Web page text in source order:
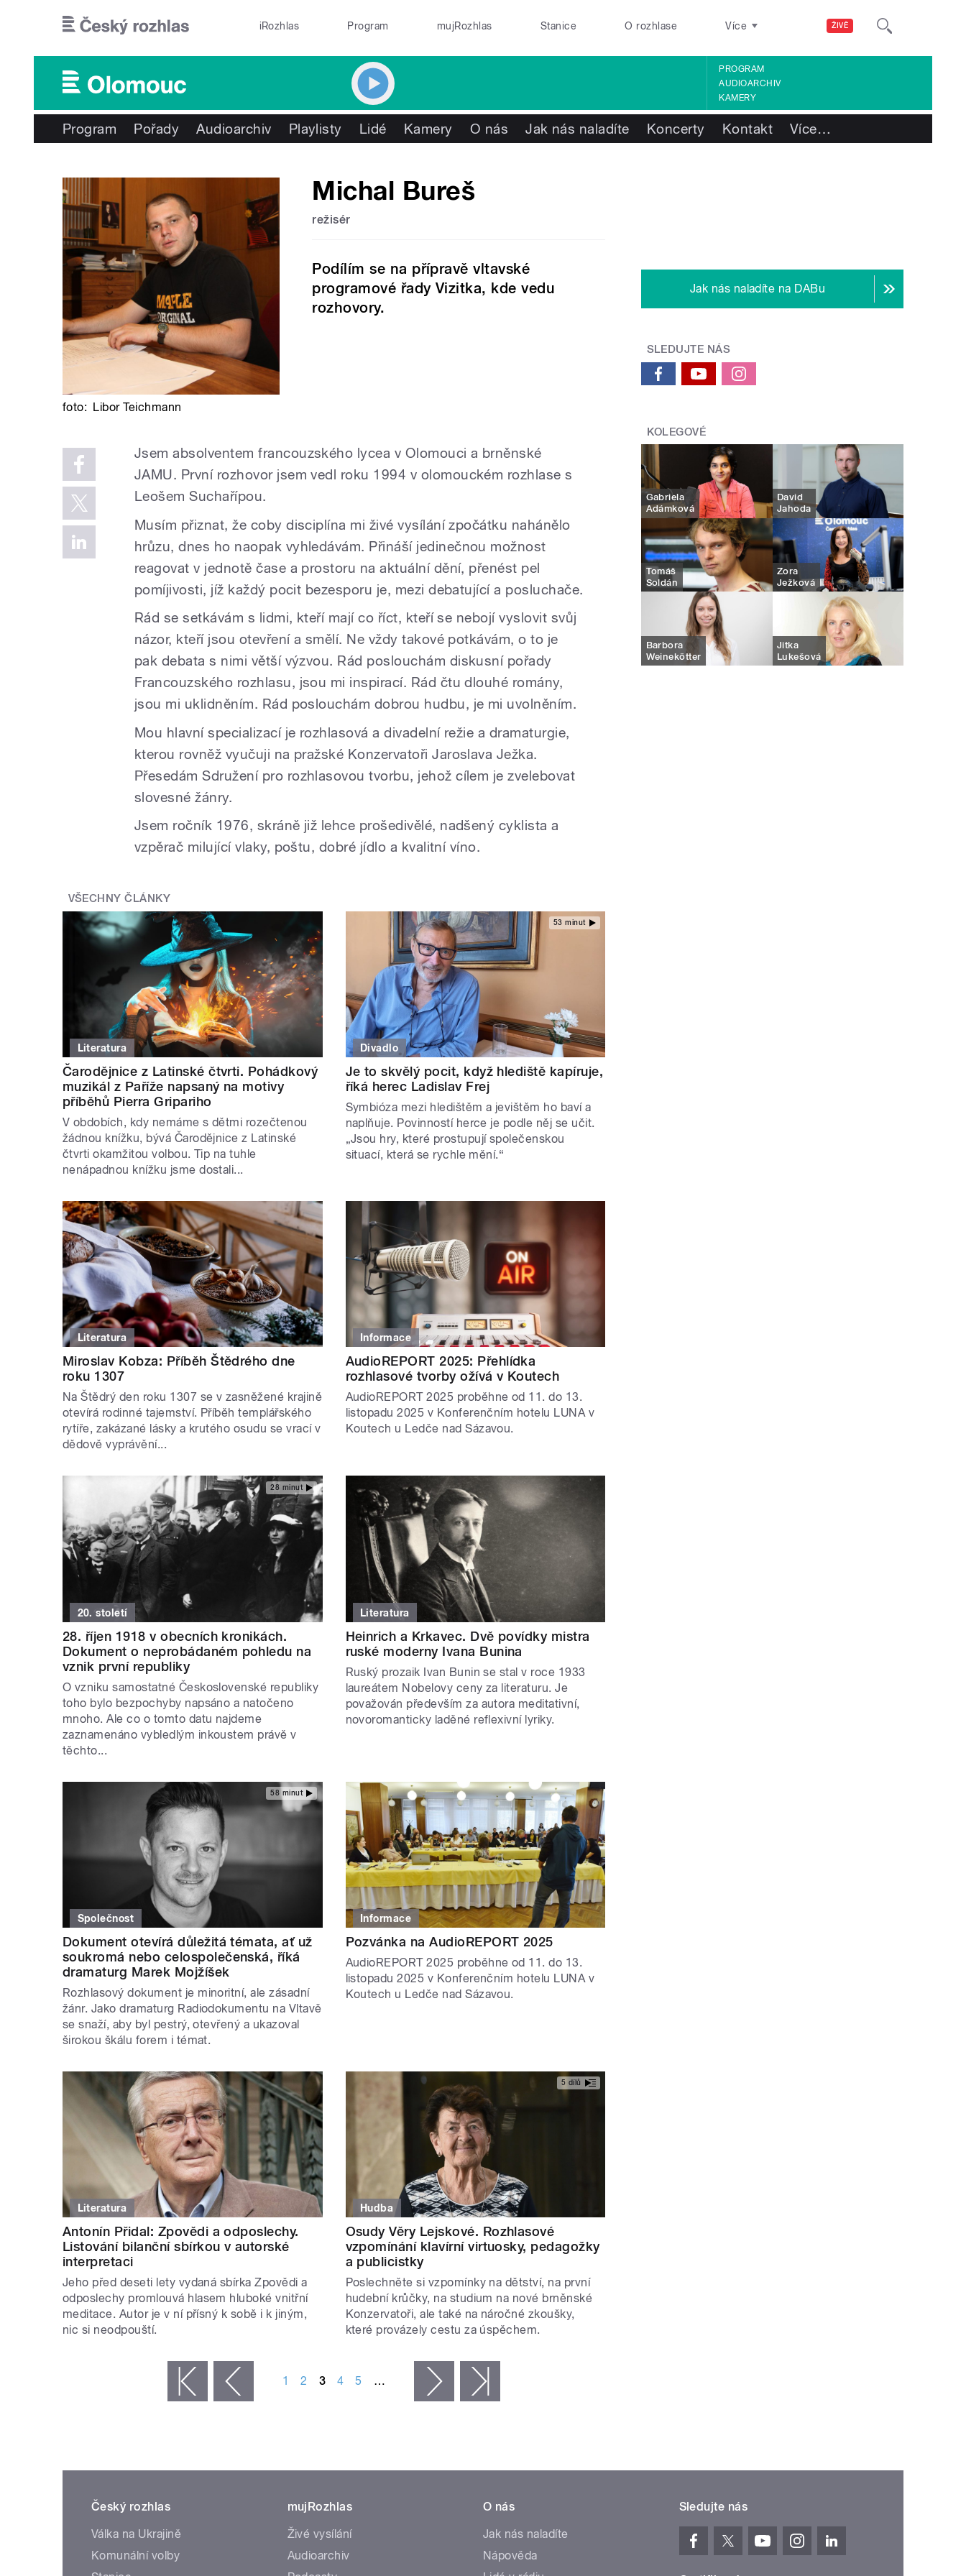
ŽIVĚ
iRozhlas Program mujRozhlas Stanice O rozhlase Více
PROGRAM
AUDIOARCHIV
KAMERY
Program Pořady Audioarchiv Playlisty Lidé Kamery O nás Jak nás naladíte Koncerty Kontakt Více…
Michal Bureš
režisér
Podílím se na přípravě vltavské
programové řady Vizitka, kde vedu
rozhovory.
foto: Libor Teichmann
Jsem absolventem francouzského lycea v Olomouci a brněnské
JAMU. První rozhovor jsem vedl roku 1994 v olomouckém rozhlase s
Leošem Suchařípou.
Musím přiznat, že coby disciplína mi živé vysílání zpočátku nahánělo
hrůzu, dnes ho naopak vyhledávám. Přináší jedinečnou možnost
reagovat v jednotě čase a prostoru na aktuální dění, přenést pel
pomíjivosti, jíž každý pocit bezesporu je, mezi debatující a posluchače.
Rád se setkávám s lidmi, kteří mají co říct, kteří se nebojí vyslovit svůj
názor, kteří jsou otevření a smělí. Ne vždy takové potkávám, o to je
pak debata s nimi větší výzvou. Rád poslouchám diskusní pořady
Francouzského rozhlasu, jsou mi inspirací. Rád čtu dlouhé romány,
jsou mi uklidněním. Rád poslouchám dobrou hudbu, je mi uvolněním.
Mou hlavní specializací je rozhlasová a divadelní režie a dramaturgie,
kterou rovněž vyučuji na pražské Konzervatoři Jaroslava Ježka.
Přesedám Sdružení pro rozhlasovou tvorbu, jehož cílem je zvelebovat
slovesné žánry.
Jsem ročník 1976, skráně již lehce prošedivělé, nadšený cyklista a
vzpěrač milující vlaky, poštu, dobré jídlo a kvalitní víno.
VŠECHNY ČLÁNKY
Literatura
Čarodějnice z Latinské čtvrti. Pohádkový
muzikál z Paříže napsaný na motivy
příběhů Pierra Gripariho
V obdobích, kdy nemáme s dětmi rozečtenou
žádnou knížku, bývá Čarodějnice z Latinské
čtvrti okamžitou volbou. Tip na tuhle
nenápadnou knížku jsme dostali...
53 minut
Divadlo
Je to skvělý pocit, když hlediště kapíruje,
říká herec Ladislav Frej
Symbióza mezi hledištěm a jevištěm ho baví a
naplňuje. Povinností herce je podle něj se učit.
„Jsou hry, které prostupují společenskou
situací, která se rychle mění.“
Literatura
Miroslav Kobza: Příběh Štědrého dne
roku 1307
Na Štědrý den roku 1307 se v zasněžené krajině
otevírá rodinné tajemství. Příběh templářského
rytíře, zakázané lásky a krutého osudu se vrací v
dědově vyprávění...
Informace
AudioREPORT 2025: Přehlídka
rozhlasové tvorby ožívá v Koutech
AudioREPORT 2025 proběhne od 11. do 13.
listopadu 2025 v Konferenčním hotelu LUNA v
Koutech u Ledče nad Sázavou.
28 minut
20. století
28. říjen 1918 v obecních kronikách.
Dokument o neprobádaném pohledu na
vznik první republiky
O vzniku samostatné Československé republiky
toho bylo bezpochyby napsáno a natočeno
mnoho. Ale co o tomto datu najdeme
zaznamenáno vybledlým inkoustem právě v
těchto...
Literatura
Heinrich a Krkavec. Dvě povídky mistra
ruské moderny Ivana Bunina
Ruský prozaik Ivan Bunin se stal v roce 1933
laureátem Nobelovy ceny za literaturu. Je
považován především za autora meditativní,
novoromanticky laděné reflexivní lyriky.
58 minut
Společnost
Dokument otevírá důležitá témata, ať už
soukromá nebo celospolečenská, říká
dramaturg Marek Mojžíšek
Rozhlasový dokument je minoritní, ale zásadní
žánr. Jako dramaturg Radiodokumentu na Vltavě
se snaží, aby byl pestrý, otevřený a ukazoval
širokou škálu forem i témat.
Informace
Pozvánka na AudioREPORT 2025
AudioREPORT 2025 proběhne od 11. do 13.
listopadu 2025 v Konferenčním hotelu LUNA v
Koutech u Ledče nad Sázavou.
Literatura
Antonín Přidal: Zpovědi a odposlechy.
Listování bilanční sbírkou v autorské
interpretaci
Jeho před deseti lety vydaná sbírka Zpovědi a
odposlechy promlouvá hlasem hluboké vnitřní
meditace. Autor je v ní přísný k sobě i k jiným,
nic si neodpouští.
5 dílů
Hudba
Osudy Věry Lejskové. Rozhlasové
vzpomínání klavírní virtuosky, pedagožky
a publicistky
Poslechněte si vzpomínky na dětství, na první
hudební krůčky, na studium na nové brněnské
Konzervatoři, ale také na náročné zkoušky,
které provázely cestu za úspěchem.
‹ předchozí 1 2 3 4 5 … následující ›
Jak nás naladíte na DABu
SLEDUJTE NÁS
KOLEGOVÉ
Gabriela
Adámková
David
Jahoda
Tomáš
Soldán
Zora
Ježková
Barbora
Weinekötter
Jitka
Lukešová
Český rozhlas
Válka na Ukrajině
Komunální volby
mujRozhlas
Živé vysílání
Audioarchiv
O nás
Jak nás naladíte
Nápověda
Sledujte nás